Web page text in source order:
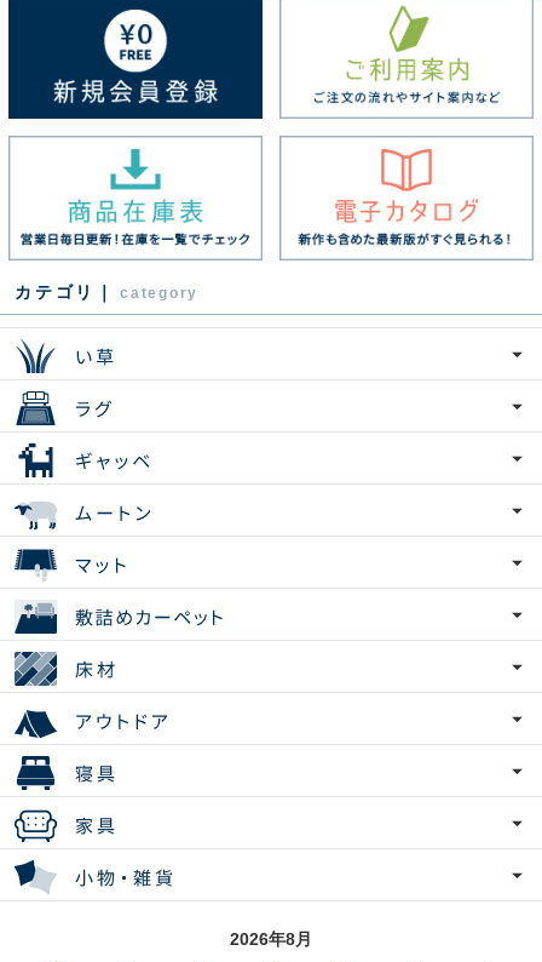
カテゴリ｜ category
2026年8月